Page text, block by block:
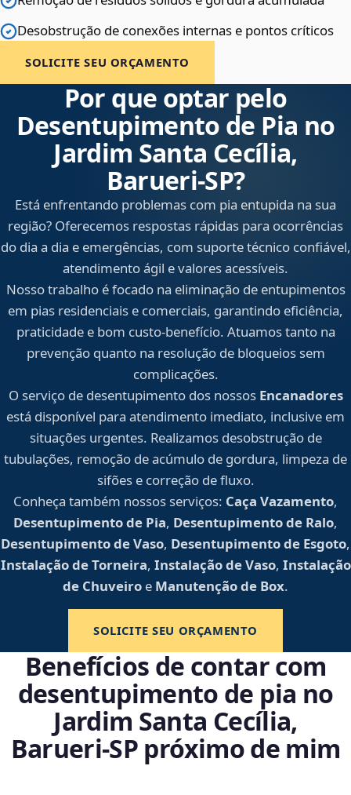
Desobstrução de conexões internas e pontos críticos
SOLICITE SEU ORÇAMENTO
Por que optar pelo
Desentupimento de Pia no
Jardim Santa Cecília,
Barueri‑SP?
Está enfrentando problemas com pia entupida na sua
região? Oferecemos respostas rápidas para ocorrências
do dia a dia e emergências, com suporte técnico confiável,
atendimento ágil e valores acessíveis.
Nosso trabalho é focado na eliminação de entupimentos
em pias residenciais e comerciais, garantindo eficiência,
praticidade e bom custo-benefício. Atuamos tanto na
prevenção quanto na resolução de bloqueios sem
complicações.
O serviço de desentupimento dos nossos Encanadores
está disponível para atendimento imediato, inclusive em
situações urgentes. Realizamos desobstrução de
tubulações, remoção de acúmulo de gordura, limpeza de
sifões e correção de fluxo.
Conheça também nossos serviços: Caça Vazamento,
Desentupimento de Pia, Desentupimento de Ralo,
Desentupimento de Vaso, Desentupimento de Esgoto,
Instalação de Torneira, Instalação de Vaso, Instalação
de Chuveiro e Manutenção de Box.
SOLICITE SEU ORÇAMENTO
Benefícios de contar com
desentupimento de pia no
Jardim Santa Cecília,
Barueri‑SP próximo de mim